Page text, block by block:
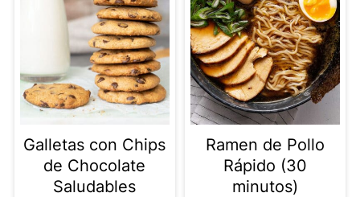
Galletas con Chips
de Chocolate
Saludables
Ramen de Pollo
Rápido (30
minutos)